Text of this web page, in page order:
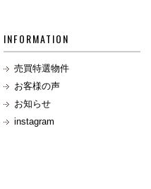
INFORMATION
売買特選物件
お客様の声
お知らせ
instagram